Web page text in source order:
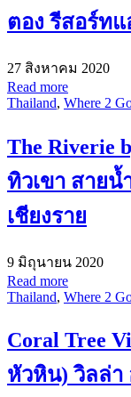
ตอง รีสอร์ท
27 สิงหาคม 2020
Read more
Thailand, Where 2
The Riverie
ทิวเขา สาย
เชียงราย
9 มิถุนายน 2020
Read more
Thailand, Where 2
Coral Tree
หัวหิน) วิลล่า